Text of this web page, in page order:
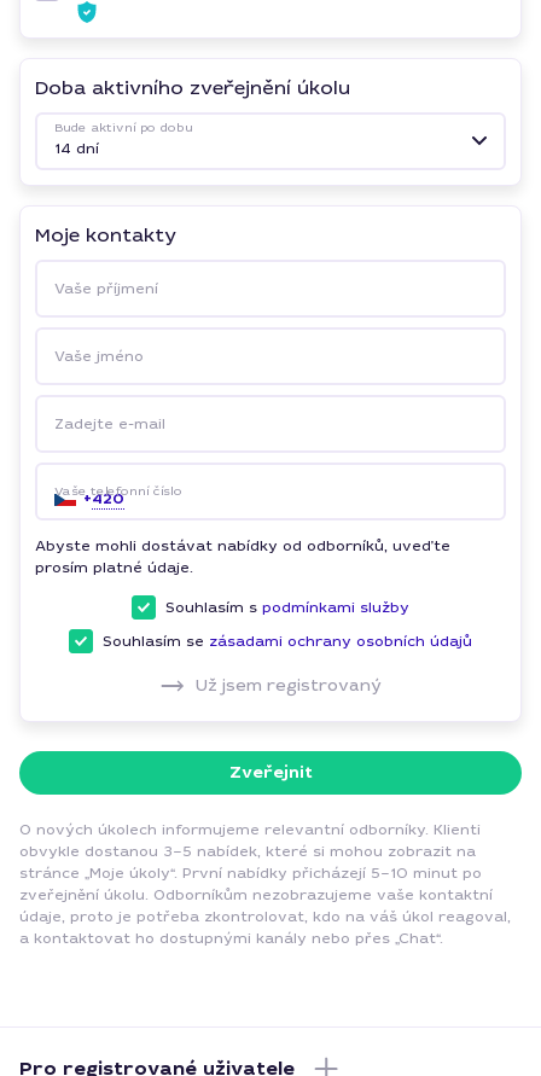
Doba aktivního zveřejnění úkolu
Bude aktivní po dobu
14 dní
Moje kontakty
Vaše příjmení
Vaše jméno
Zadejte e-mail
Vaše telefonní číslo
+420
Abyste mohli dostávat nabídky od odborníků, uveďte
prosím platné údaje.
Souhlasím s podmínkami služby
Souhlasím se zásadami ochrany osobních údajů
Už jsem registrovaný
Zveřejnit
O nových úkolech informujeme relevantní odborníky. Klienti
obvykle dostanou 3–5 nabídek, které si mohou zobrazit na
stránce „Moje úkoly“. První nabídky přicházejí 5–10 minut po
zveřejnění úkolu. Odborníkům nezobrazujeme vaše kontaktní
údaje, proto je potřeba zkontrolovat, kdo na váš úkol reagoval,
a kontaktovat ho dostupnými kanály nebo přes „Chat“.
Pro registrované uživatele